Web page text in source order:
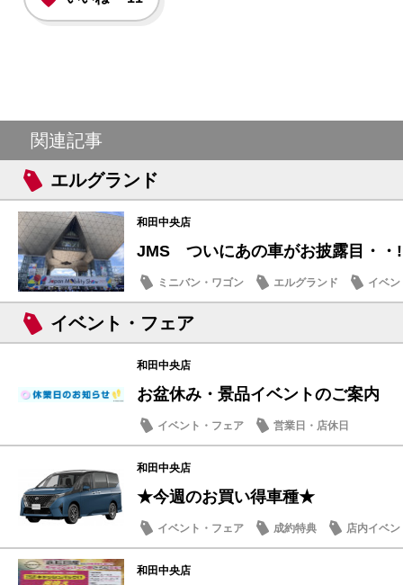
関連記事
エルグランド
和田中央店
JMS ついにあの車がお披露目・・
ミニバン・ワゴン エルグランド イベ
イベント・フェア
和田中央店
お盆休み・景品イベントのご案内
イベント・フェア 営業日・店休日
和田中央店
★今週のお買い得車種★
イベント・フェア 成約特典 店内イベン
和田中央店